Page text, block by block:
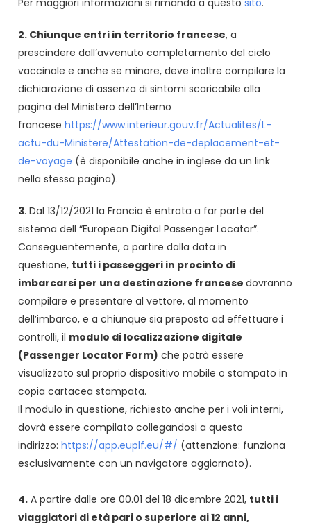
Per maggiori informazioni si rimanda a questo sito.
2. Chiunque entri in territorio francese, a
prescindere dall’avvenuto completamento del ciclo
vaccinale e anche se minore, deve inoltre compilare la
dichiarazione di assenza di sintomi scaricabile alla
pagina del Ministero dell’Interno
francese https://www.interieur.gouv.fr/Actualites/L-
actu-du-Ministere/Attestation-de-deplacement-et-
de-voyage (è disponibile anche in inglese da un link
nella stessa pagina).
3. Dal 13/12/2021 la Francia è entrata a far parte del
sistema dell “European Digital Passenger Locator”.
Conseguentemente, a partire dalla data in
questione, tutti i passeggeri in procinto di
imbarcarsi per una destinazione francese dovranno
compilare e presentare al vettore, al momento
dell’imbarco, e a chiunque sia preposto ad effettuare i
controlli, il modulo di localizzazione digitale
(Passenger Locator Form) che potrà essere
visualizzato sul proprio dispositivo mobile o stampato in
copia cartacea stampata.
Il modulo in questione, richiesto anche per i voli interni,
dovrà essere compilato collegandosi a questo
indirizzo: https://app.euplf.eu/#/ (attenzione: funziona
esclusivamente con un navigatore aggiornato).
4. A partire dalle ore 00.01 del 18 dicembre 2021, tutti i
viaggiatori di età pari o superiore ai 12 anni,